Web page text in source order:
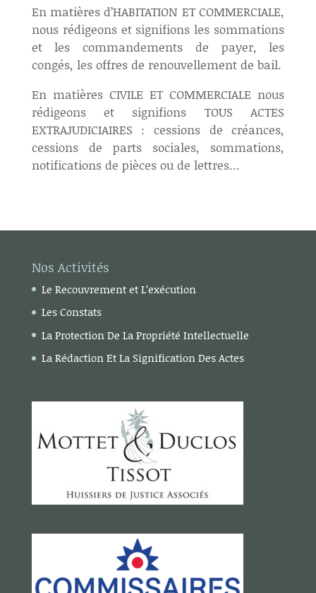
En matières d’HABITATION ET COMMERCIALE,
nous rédigeons et signifions les sommations
et les commandements de payer, les
congés, les offres de renouvellement de bail.
En matières CIVILE ET COMMERCIALE nous
rédigeons et signifions TOUS ACTES
EXTRAJUDICIAIRES : cessions de créances,
cessions de parts sociales, sommations,
notifications de pièces ou de lettres…
Nos Activités
Le Recouvrement et L’exécution
Les Constats
La Protection De La Propriété Intellectuelle
La Rédaction Et La Signification Des Actes